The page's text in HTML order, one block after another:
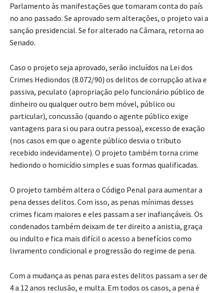
Parlamento às manifestações que tomaram conta do país
no ano passado. Se aprovado sem alterações, o projeto vai a
sanção presidencial. Se for alterado na Câmara, retorna ao
Senado.
Caso o projeto seja aprovado, serão incluídos na Lei dos
Crimes Hediondos (8.072/90) os delitos de corrupção ativa e
passiva, peculato (apropriação pelo funcionário público de
dinheiro ou qualquer outro bem móvel, público ou
particular), concussão (quando o agente público exige
vantagens para si ou para outra pessoa), excesso de exação
(nos casos em que o agente público desvia o tributo
recebido indevidamente). O projeto também torna crime
hediondo o homicídio simples e suas formas qualificadas.
O projeto também altera o Código Penal para aumentar a
pena desses delitos. Com isso, as penas mínimas desses
crimes ficam maiores e eles passam a ser inafiançáveis. Os
condenados também deixam de ter direito a anistia, graça
ou indulto e fica mais difícil o acesso a benefícios como
livramento condicional e progressão do regime de pena.
Com a mudança as penas para estes delitos passam a ser de
4 a 12 anos reclusão, e multa. Em todos os casos, a pena é